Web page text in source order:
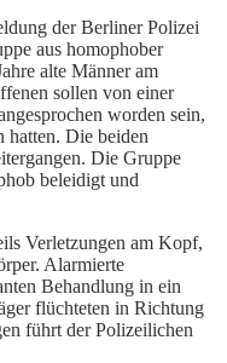
der Berliner Polizei
aus homophober
alte Männer am
sollen von einer
worden sein,
hatten. Die beiden
Die Gruppe
beleidigt und
Verletzungen am Kopf,
Alarmierte
Behandlung in ein
flüchteten in Richtung
führt der Polizeilichen